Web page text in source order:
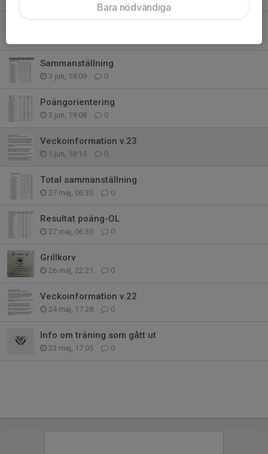
Sammanställning
3 jun, 19:09 0
Poängorientering
3 jun, 19:08 0
Veckoinformation v.23
1 jun, 18:15 0
Total sammanställning
27 maj, 06:35 0
Resultat poäng-OL
27 maj, 06:35 0
Grillkorv
26 maj, 22:21 0
Veckoinformation v.22
24 maj, 17:28 0
Info om träning som gått ut
23 maj, 17:05 0
Bara nödvändiga